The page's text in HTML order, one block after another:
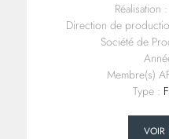
Réalisation :
Direction de
Société de
Membre(s)
Type :
VOIR